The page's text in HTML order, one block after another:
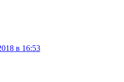
в 16:53